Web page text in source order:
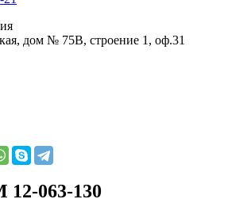
дом № 75В, строение 1, оф.31
063-130